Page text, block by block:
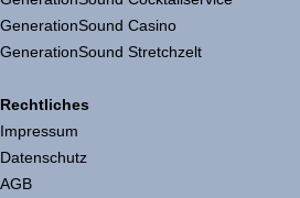
GenerationSound Casino
GenerationSound Stretchzelt
Rechtliches
Impressum
Datenschutz
AGB